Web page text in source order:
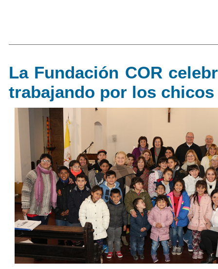
La Fundación COR
trabajando por los chicos